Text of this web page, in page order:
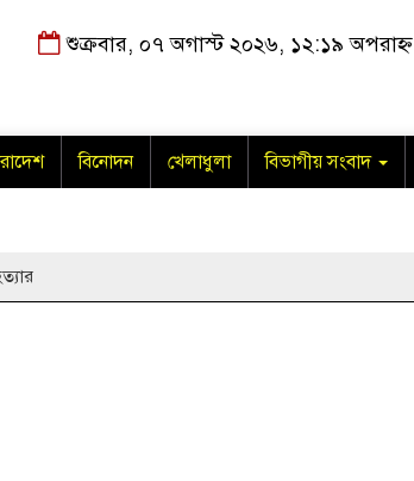
শুক্রবার, ০৭ অগাস্ট ২০২৬, ১২:১৯ অপরাহ্ন
বিনোদন খেলাধুলা বিভাগীয় সংবাদ